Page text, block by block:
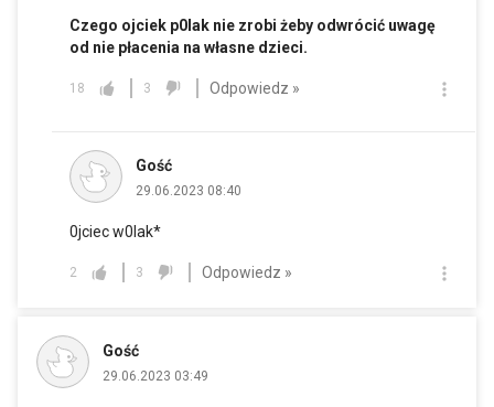
Czego ojciek p0lak nie zrobi żeby odwrócić uwagę
od nie płacenia na własne dzieci.
18 3 Odpowiedz »
Gość
29.06.2023 08:40
0jciec w0lak*
2 3 Odpowiedz »
Gość
29.06.2023 03:49